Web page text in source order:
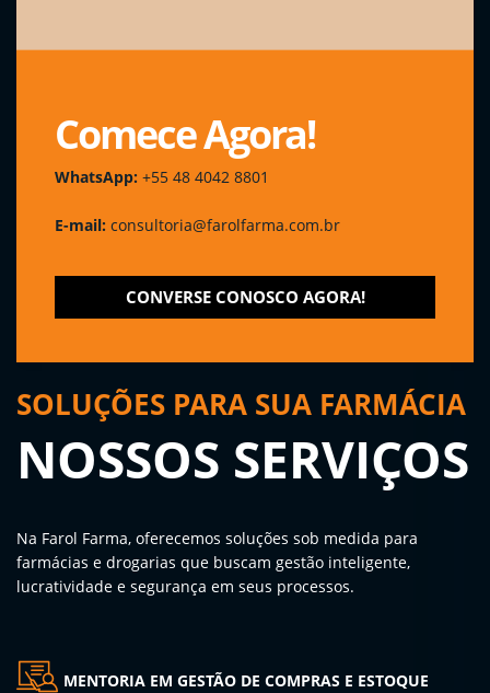
Comece Agora!
WhatsApp: +55 48 4042 8801
E-mail: consultoria@farolfarma.com.br
CONVERSE CONOSCO AGORA!
SOLUÇÕES PARA SUA FARMÁCIA
NOSSOS SERVIÇOS
Na Farol Farma, oferecemos soluções sob medida para
farmácias e drogarias que buscam gestão inteligente,
lucratividade e segurança em seus processos.
MENTORIA EM GESTÃO DE COMPRAS E ESTOQUE